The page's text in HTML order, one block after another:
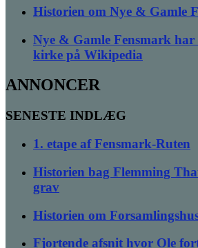
Historien om Nye & Gamle
Nye & Gamle Fensmark
kirke på Wikipedia
ANNONCER
SENESTE INDLÆG
1. etape af Fensmark-Ruten
Historien bag Flemming
grav
Historien om
Fjortende afsnit hvor Ole